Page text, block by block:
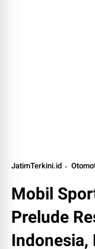
JatimTerkini.id
Mobil
Prelude
Indonesia,